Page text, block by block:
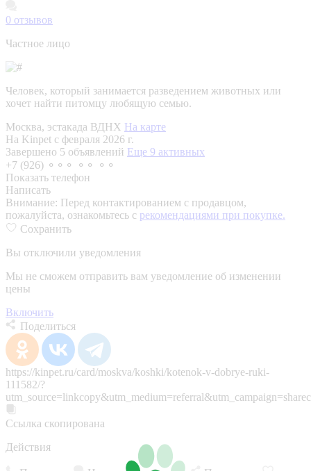
0 отзывов
Частное лицо
Человек, который занимается разведением животных или
хочет найти питомцу любящую семью.
Москва, эстакада ВДНХ На карте
На Kinpet c февраля 2026 г.
Завершено 5 объявлений Еще 9 активных
+7 (926) ⚬⚬⚬ ⚬⚬ ⚬⚬
Показать телефон
Написать
Внимание: Перед контактированием с продавцом,
пожалуйста, ознакомьтесь с рекомендациями при покупке.
Сохранить
Вы отключили уведомления
Мы не сможем отправить вам уведомление об изменении
цены
Включить
Поделиться
https://kinpet.ru/card/moskva/koshki/kotenok-v-dobrye-ruki-
111582/?
Ссылка скопирована
Действия